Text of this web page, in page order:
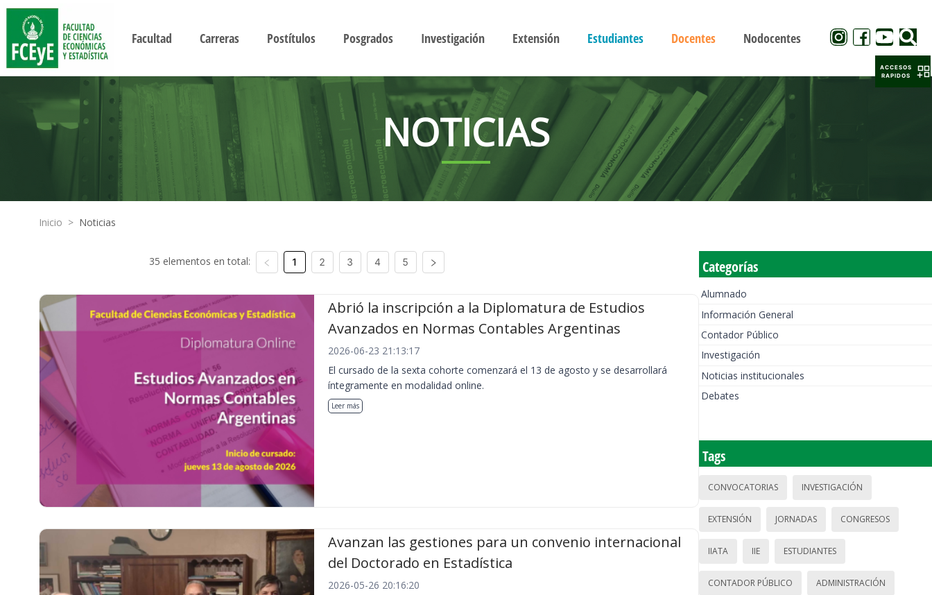
Facultad Carreras Postítulos Posgrados Investigación Extensión Estudiantes Docentes Nodocentes
NOTICIAS
Inicio > Noticias
35 elementos en total: 1 2 3 4 5
Abrió la inscripción a la Diplomatura de Estudios
Avanzados en Normas Contables Argentinas
2026-06-23 21:13:17
El cursado de la sexta cohorte comenzará el 13 de agosto y se desarrollará
íntegramente en modalidad online.
Leer más
Avanzan las gestiones para un convenio internacional
del Doctorado en Estadística
2026-05-26 20:16:20
Categorías
Alumnado
Información General
Contador Público
Investigación
Noticias institucionales
Debates
Tags
CONVOCATORIAS INVESTIGACIÓN
EXTENSIÓN JORNADAS CONGRESOS
IIATA IIE ESTUDIANTES
CONTADOR PÚBLICO ADMINISTRACIÓN
ACCESOS
RAPIDOS